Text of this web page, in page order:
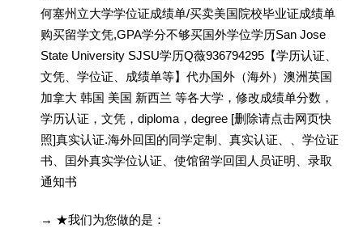
何塞州立大学学位证成绩单/买卖美国院校毕业证成绩单
购买留学文凭,GPA学分不够买国外学位学历San Jose
State University SJSU学历Q薇936794295【学历认证、
文凭、学位证、成绩单等】代办国外（海外）澳洲英国
加拿大 韩国 美国 新西兰 等各大学，修改成绩单分数，
学历认证，文凭，diploma，degree [删除请点击网页快
照]真实认证.海外回囯的同学定制、真实认证、、学位证
书、囯外真实学位认证、使馆留学回囯人员证明、录取
通知书
→ ★我们为您做的是：